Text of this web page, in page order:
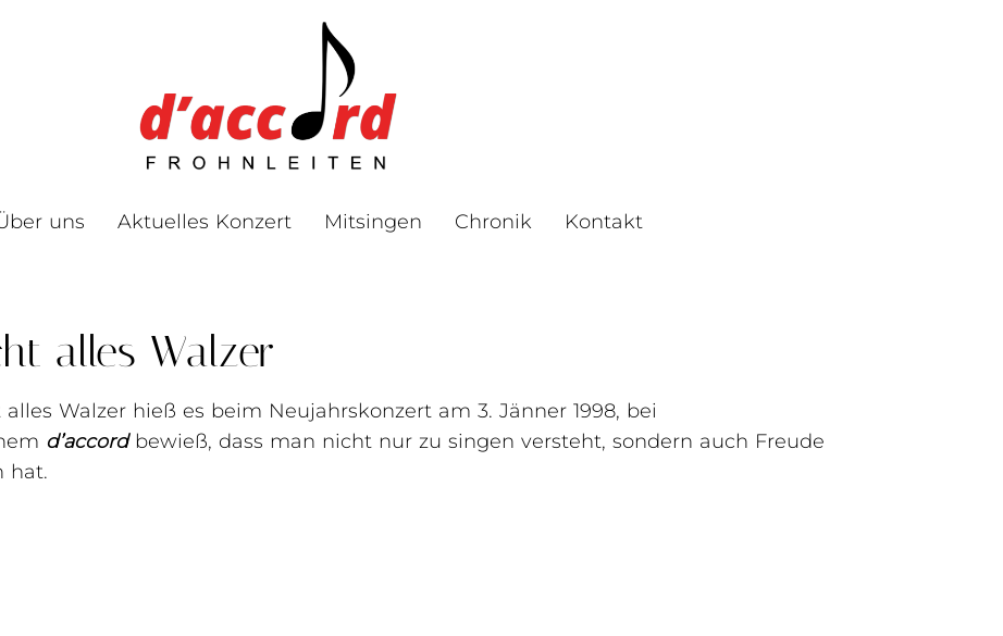
uns Aktuelles Konzert Mitsingen Chronik Kontakt
alles Walzer
alles Walzer hieß es beim Neujahrskonzert am 3. Jänner 1998, bei
d’accordbewieß, dass man nicht nur zu singen versteht, sondern auch Freude
hat.